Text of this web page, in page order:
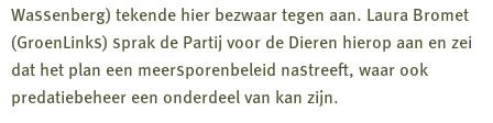
Wassenberg) tekende hier bezwaar tegen aan. Laura Bromet
(GroenLinks) sprak de Partij voor de Dieren hierop aan en zei
dat het plan een meersporenbeleid nastreeft, waar ook
predatiebeheer een onderdeel van kan zijn.